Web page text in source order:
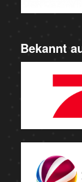
Bekannt